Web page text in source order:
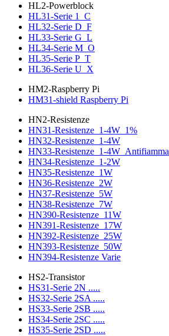
HL2-Powerblock
HL31-Serie 1_C
HL32-Serie D_F
HL33-Serie G_L
HL34-Serie M_O
HL35-Serie P_T
HL36-Serie U_X
HM2-Raspberry Pi
HM31-shield Raspberry Pi
HN2-Resistenze
HN31-Resistenze_1-4W_1%
HN32-Resistenze_1-4W
HN33-Resistenze_1-4W_Antifiamma
HN34-Resistenze_1-2W
HN35-Resistenze_1W
HN36-Resistenze_2W
HN37-Resistenze_5W
HN38-Resistenze_7W
HN390-Resistenze_11W
HN391-Resistenze_17W
HN392-Resistenze_25W
HN393-Resistenze_50W
HN394-Resistenze Varie
HS2-Transistor
HS31-Serie 2N .....
HS32-Serie 2SA .....
HS33-Serie 2SB .....
HS34-Serie 2SC .....
HS35-Serie 2SD .....